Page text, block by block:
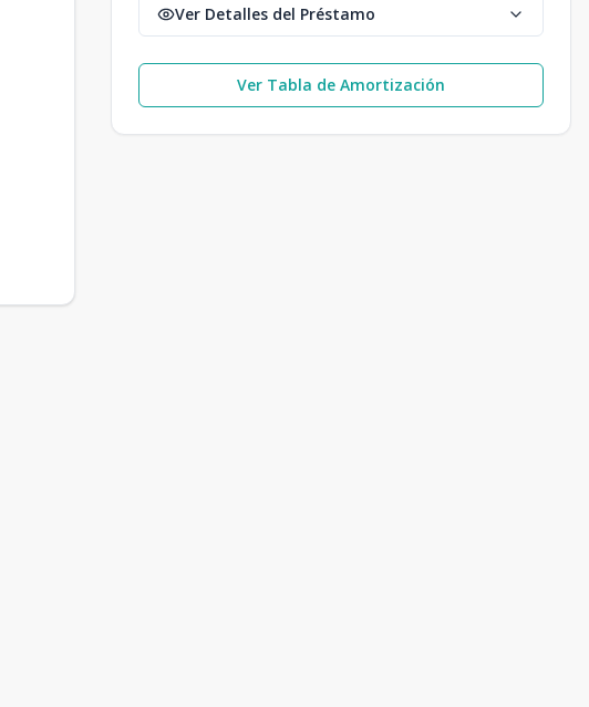
Ver Detalles del Préstamo
Ver Tabla de Amortización